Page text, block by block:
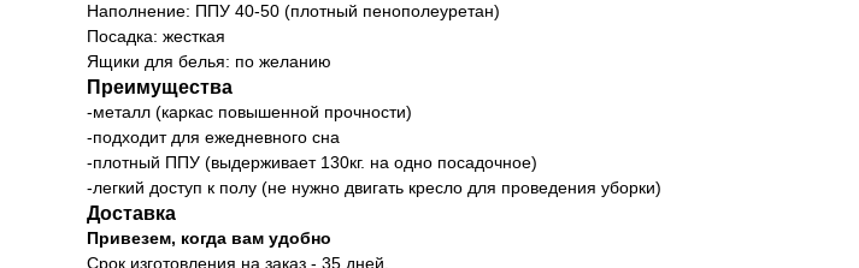
Наполнение: ППУ 40-50 (плотный пенополеуретан)
Посадка: жесткая
Ящики для белья: по желанию
Преимущества
-металл (каркас повышенной прочности)
-подходит для ежедневного сна
-плотный ППУ (выдерживает 130кг. на одно посадочное)
-легкий доступ к полу (не нужно двигать кресло для проведения уборки)
Доставка
Привезем, когда вам удобно
Срок изготовления на заказ - 35 дней.